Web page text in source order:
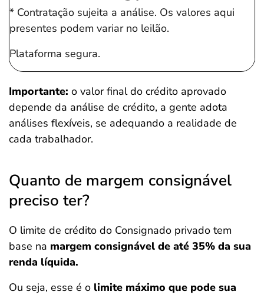
* Contratação sujeita a análise. Os valores aqui
presentes podem variar no leilão.
Plataforma segura.
Importante: o valor final do crédito aprovado
depende da análise de crédito, a gente adota
análises flexíveis, se adequando a realidade de
cada trabalhador.
Quanto de margem consignável
preciso ter?
O limite de crédito do Consignado privado tem
base na margem consignável de até 35% da sua
renda líquida.
Ou seja, esse é o limite máximo que pode sua